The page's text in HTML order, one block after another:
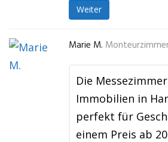
Weiter
Marie M.
Die
Immobilien in
perfekt für
einem Preis ab